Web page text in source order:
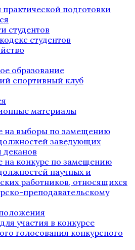
подготовки
студентов
студентов
образование
спортивный клуб
материалы
на выборы по замещению
заведующих
на конкурс по замещению
научных и
работников, относящихся
преподавательскому
участия в конкурсе
голосования конкурсного